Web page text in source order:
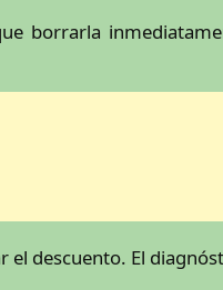
borrarla
el descuento. El